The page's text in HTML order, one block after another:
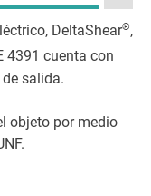
DeltaShear®,
4391 cuenta con
salida.
objeto por medio